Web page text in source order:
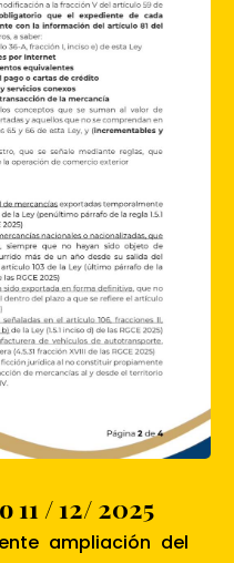
/ 12/ 2025
ampliación del